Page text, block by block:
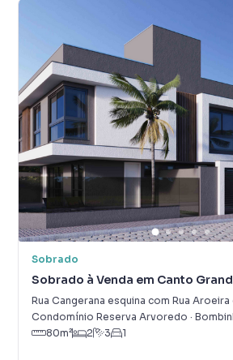
Sobrado
Sobrado à Venda em Canto
Rua Cangerana esquina com Rua
Condomínio Reserva Arvoredo ·
80m² 2 3 1